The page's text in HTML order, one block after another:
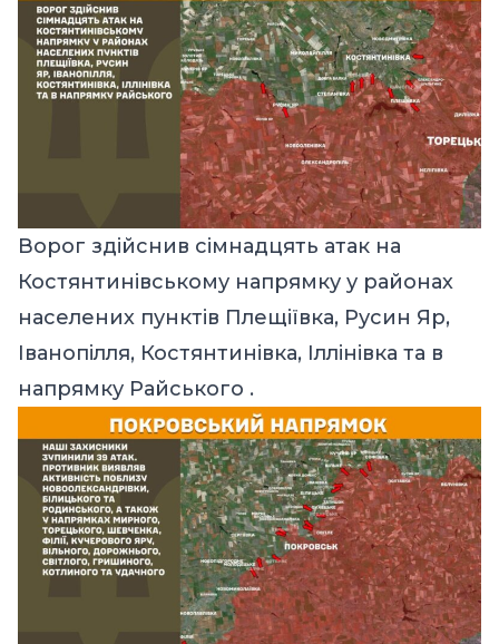
Ворог здійснив сімнадцять атак на
Костянтинівському напрямку у районах
населених пунктів Плещіївка, Русин Яр,
Іванопілля, Костянтинівка, Іллінівка та в
напрямку Райського .